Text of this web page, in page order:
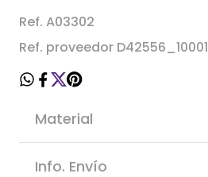
Ref. A03302
Ref. proveedor D42556_10001
Material
Info. Envío